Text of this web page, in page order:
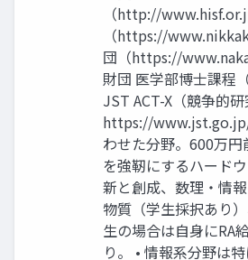
（http://
（https://
団（https://
財団 医学部博士課程
JST ACT-X（競争的研
https://
わせた分野。600万
を強靭にするハード
新と創成、数理・情
物質（学生採択あり
生の場合は自身にRA
り。 • 情報系分野は